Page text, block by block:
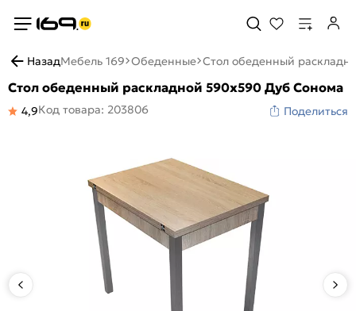
НазадМебель 169 Обеденные Стол обеденный
Стол обеденный раскладной 590х590 Дуб Сонома
4,9Код товара: 203806 Поделиться